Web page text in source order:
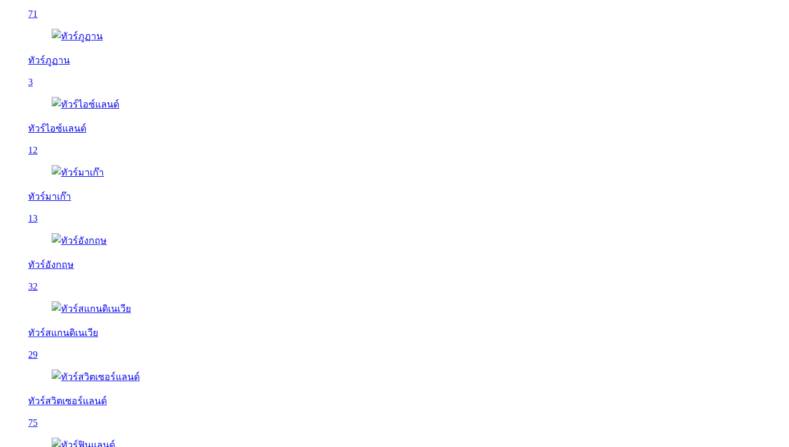
71
ทัวร์ภูฏาน
3
ทัวร์ไอซ์แลนด์
12
ทัวร์มาเก๊า
13
ทัวร์อังกฤษ
32
ทัวร์สแกนดิเนเวีย
29
ทัวร์สวิตเซอร์แลนด์
75